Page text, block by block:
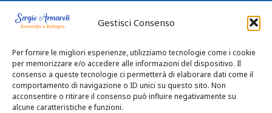
Gestisci Consenso
Per fornire le migliori esperienze, utilizziamo tecnologie come i cookie
per memorizzare e/o accedere alle informazioni del dispositivo. Il
consenso a queste tecnologie ci permetterà di elaborare dati come il
comportamento di navigazione o ID unici su questo sito. Non
acconsentire o ritirare il consenso può influire negativamente su
alcune caratteristiche e funzioni.